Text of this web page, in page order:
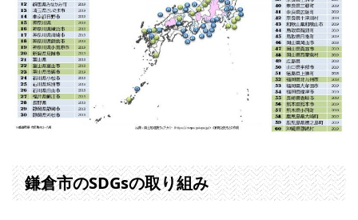
鎌倉市のSDGsの取り組み